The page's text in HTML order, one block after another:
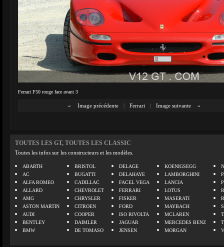
Ferrari F50 rouge face avant 3
« Image précédente | Ferrari | Image suivante »
TOUTES LES GT, TOUTES LES CLASSIC
Toutes les infos sur les constructeurs et les modèles.
ABARTH
AC
ALFA ROMEO
ALLARD
AMG
ASTON MARTIN
AUDI
BENTLEY
BMW
BRISTOL
BUGATTI
CADILLAC
CHEVROLET
CHRYSLER
CITROEN
COOPER
DAIMLER
DE TOMASO
DELAGE
DELAHAYE
FACEL VEGA
FERRARI
FISKER
FORD
ISO RIVOLTA
JAGUAR
JENSEN
KOENIGSEGG
LAMBORGHINI
LANCIA
LOTUS
MASERATI
MAYBACH
MCLAREN
MERCEDES BENZ
MORGAN